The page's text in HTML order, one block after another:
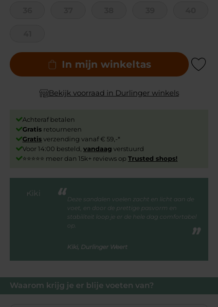
Waarom krijg je er blije voeten van?
In mijn winkeltas Add to
Bekijk voorraad in Durlinger winkels
Achteraf betalen
Gratis retourneren
Gratisverzending vanaf € 59,-*
Voor 14:00 besteld, vandaag verstuurd
⭐⭐⭐⭐⭐ meer dan 15k+ reviews op Trusted shops!
Deze sandalen voelen zacht en licht aan de
voet, en door de prettige pasvorm en
stabiliteit loop je er de hele dag comfortabel
op.
Kiki, Durlinger Weert